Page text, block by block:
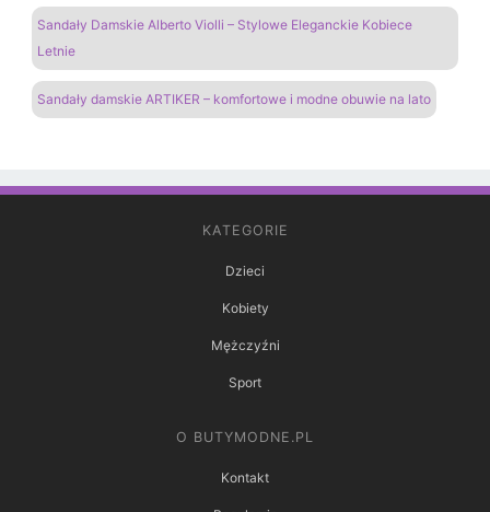
Sandały Damskie Alberto Violli – Stylowe Eleganckie Kobiece
Letnie
Sandały damskie ARTIKER – komfortowe i modne obuwie na lato
KATEGORIE
Dzieci
Kobiety
Mężczyźni
Sport
O BUTYMODNE.PL
Kontakt